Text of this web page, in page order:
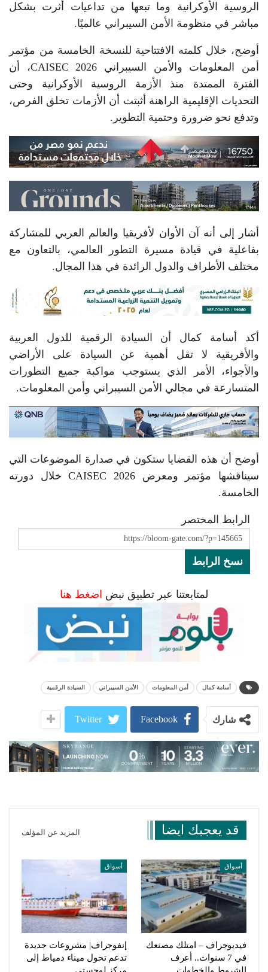
الروسية الأوكرانية وما تبعها من تداعيات أثرت بشكل
مباشر في منظومة الأمن السيبراني عالميًا.
أوضح، خلال كلمته الافتتاحية للنسخة الخامسة من مؤتمر
أمن المعلومات والأمن السيبراني CAISEC 2026، أن
الفترة الممتدة منذ الأزمة الروسية الأوكرانية وحتى
التحديات الإقليمية الراهنة أثبتت أن الأزمات تخلق الفرص،
وتدفع نحو ضرورة وحتمية التطوير.
أشار إلى أنه آن الأوان لأفريقيا والعالم العربي للمشاركة
بفاعلية في قيادة مسيرة التطور العالمي، بالتعاون مع
مختلف الأطراف والدول الرائدة في هذا المجال.
أكد أسامة كمال أن السيادة الرقمية للدول العربية
والأفريقية لا تقل أهمية عن السيادة على الأراضي
والأجواء، الأمر الذي يستوجب مواكبة جميع التطورات
المتسارعة في مجالي الأمن السيبراني وأمن المعلومات.
أوضح أن هذه القضايا ستكون في صدارة الموضوعات التي
سيناقشها مؤتمر ومعرض CAISEC 2026 خلال دورته
الخامسة.
الرابط المختصر
نسخ الرابط
لمتابعتنا عبر تطبيق نبض اضغط هنا
أسامة كمال أمن المعلومات الأمن السيبراني السيادة الرقمية
شارك Facebook
Twitter
قد يعجبك ايضا المزيد عن المؤلف
أسواق
فيديوجراف – امتلك مصنعك
في 7 سنوات.. أعرف
أسواق
إنفوجراف| مشروعات جديدة
تدعم تحول ميناء دمياط إلى